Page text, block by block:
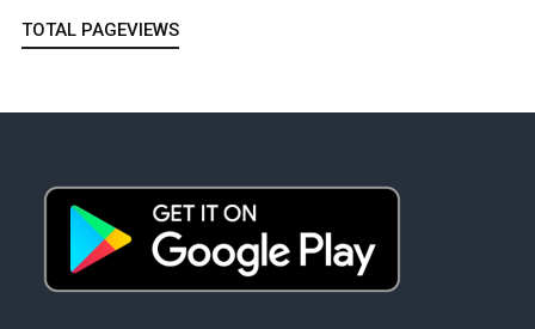
TOTAL PAGEVIEWS